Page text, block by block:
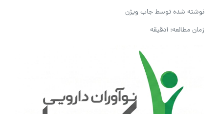
نوشته شده توسطجاب ویژن
زمان مطالعه: 1دقیقه